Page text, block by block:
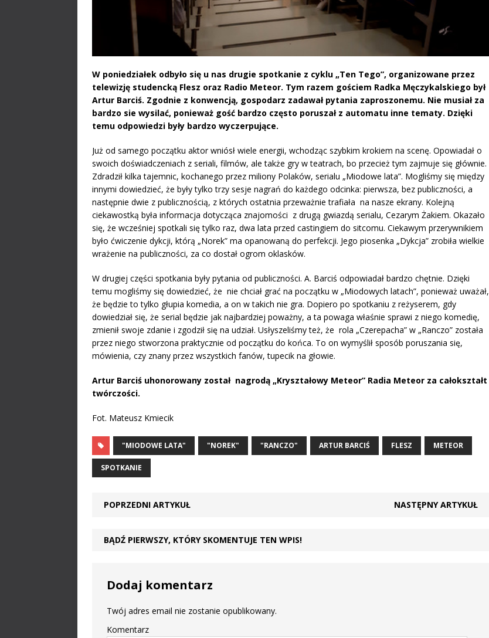
W poniedziałek odbyło się u nas drugie spotkanie z cyklu „Ten Tego”, organizowane przez
telewizję studencką Flesz oraz Radio Meteor. Tym razem gościem Radka Męczykalskiego był
Artur Barciś. Zgodnie z konwencją, gospodarz zadawał pytania zaproszonemu. Nie musiał za
bardzo sie wysilać, ponieważ gość bardzo często poruszał z automatu inne tematy. Dzięki
temu odpowiedzi były bardzo wyczerpujące.
Już od samego początku aktor wniósł wiele energii, wchodząc szybkim krokiem na scenę. Opowiadał o
swoich doświadczeniach z seriali, filmów, ale także gry w teatrach, bo przecież tym zajmuje się głównie.
Zdradził kilka tajemnic, kochanego przez miliony Polaków, serialu „Miodowe lata”. Mogliśmy się między
innymi dowiedzieć, że były tylko trzy sesje nagrań do każdego odcinka: pierwsza, bez publiczności, a
następnie dwie z publicznością, z których ostatnia przeważnie trafiała na nasze ekrany. Kolejną
ciekawostką była informacja dotycząca znajomości z drugą gwiazdą serialu, Cezarym Żakiem. Okazało
się, że wcześniej spotkali się tylko raz, dwa lata przed castingiem do sitcomu. Ciekawym przerywnikiem
było ćwiczenie dykcji, którą „Norek” ma opanowaną do perfekcji. Jego piosenka „Dykcja” zrobiła wielkie
wrażenie na publiczności, za co dostał ogrom oklasków.
W drugiej części spotkania były pytania od publiczności. A. Barciś odpowiadał bardzo chętnie. Dzięki
temu mogliśmy się dowiedzieć, że nie chciał grać na początku w „Miodowych latach”, ponieważ uważał,
że będzie to tylko głupia komedia, a on w takich nie gra. Dopiero po spotkaniu z reżyserem, gdy
dowiedział się, że serial będzie jak najbardziej poważny, a ta powaga właśnie sprawi z niego komedię,
zmienił swoje zdanie i zgodził się na udział. Usłyszeliśmy też, że rola „Czerepacha” w „Ranczo” została
przez niego stworzona praktycznie od początku do końca. To on wymyślił sposób poruszania się,
mówienia, czy znany przez wszystkich fanów, tupecik na głowie.
Artur Barciś uhonorowany został nagrodą „Kryształowy Meteor” Radia Meteor za całokształt
twórczości.
Fot. Mateusz Kmiecik
"MIODOWE LATA" "NOREK" "RANCZO" ARTUR BARCIŚ FLESZ METEOR
SPOTKANIE
POPRZEDNI ARTYKUŁ NASTĘPNY ARTYKUŁ
BĄDŹ PIERWSZY, KTÓRY SKOMENTUJE TEN WPIS!
Dodaj komentarz
Twój adres email nie zostanie opublikowany.
Komentarz